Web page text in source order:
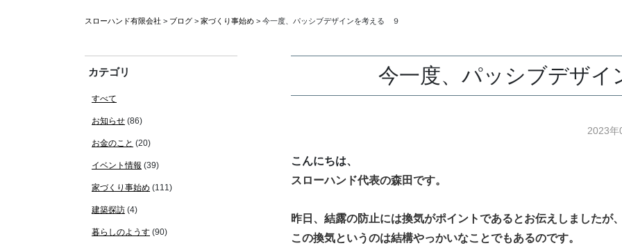
スローハンド有限会社 > ブログ > 家づくり事始め > 今一度、パッシブデザインを考える ９
今一度、パッシブデザ
2023
こんにちは、
スローハンド代表の森田です。
昨日、結露の防止には換気がポイントであるとお伝えしましたが、
この換気というのは結構やっかいなことでもあるのです。
カテゴリ
すべて
お知らせ (86)
お金のこと (20)
イベント情報 (39)
家づくり事始め (111)
建築探訪 (4)
暮らしのようす (90)